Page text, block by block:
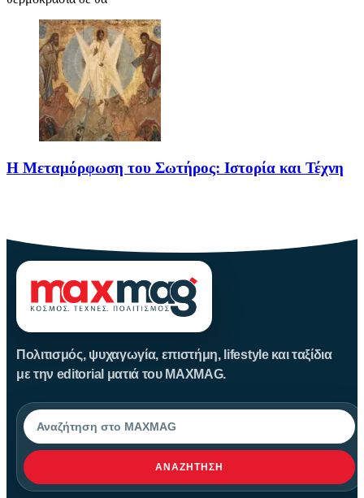
Η Μεταμόρφωση του Σωτήρος: Ιστορία και Τέχνη
Πολιτισμός, ψυχαγωγία, επιστήμη, lifestyle και ταξίδια
με την editorial ματιά του MAXMAG.
Αναζήτηση
ΑΝΑΖΉΤΗΣΗ